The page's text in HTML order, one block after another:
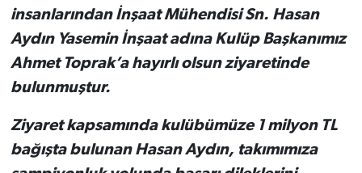
insanlarından İnşaat Mühendisi Sn. Hasan
Aydın Yasemin İnşaat adına Kulüp Başkanımız
Ahmet Toprak’a hayırlı olsun ziyaretinde
bulunmuştur.
Ziyaret kapsamında kulübümüze 1 milyon TL
bağışta bulunan Hasan Aydın, takımımıza